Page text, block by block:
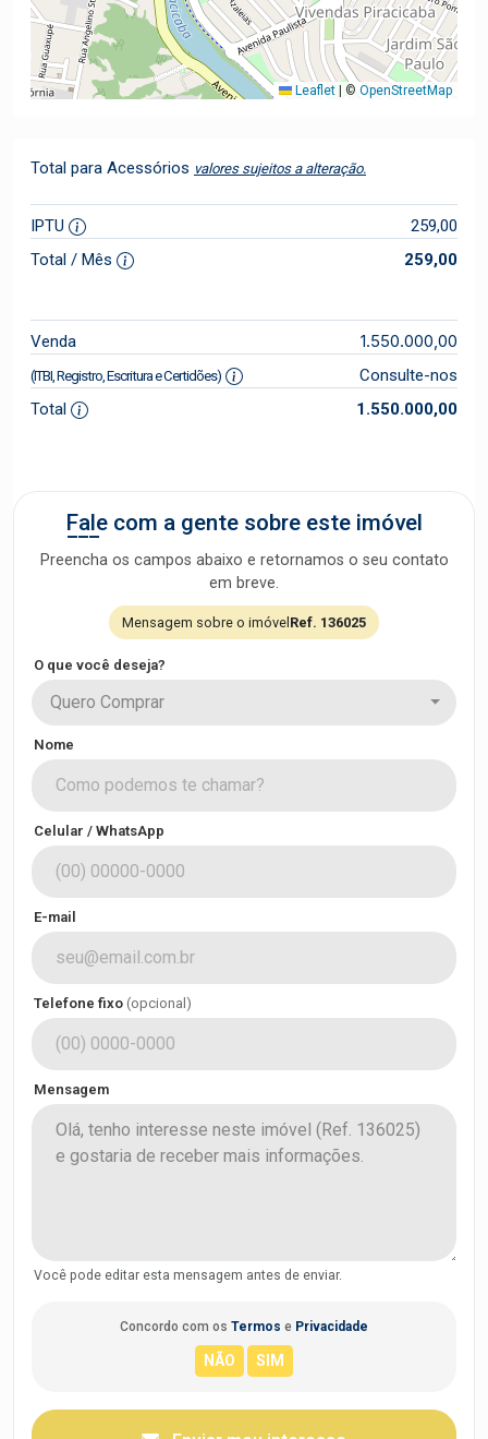
Leaflet © OpenStreetMap
Total para Acessórios valores sujeitos a alteração.
IPTU
259,00
Total / Mês
259,00
Venda 1.550.000,00
(ITBI, Registro, Escritura e Certidões)
Consulte-nos
Total
1.550.000,00
Fale com a gente sobre este imóvel
Preencha os campos abaixo e retornamos o seu contato
em breve.
Mensagem sobre o imóvel Ref. 136025
O que você deseja?
Quero Comprar
Nome
Celular / WhatsApp
E-mail
Telefone fixo (opcional)
Mensagem
Você pode editar esta mensagem antes de enviar.
Concordo com os Termos e Privacidade